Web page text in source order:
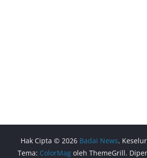
Hak Cipta © 2026 Badai News.
Tema: ColorMag oleh ThemeGrill.